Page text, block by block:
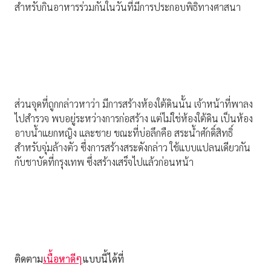
สำหรับกินอาหารร่วมกันในวันที่มีการประกอบพิธิทางศาสนา
ส่วนจุดที่ถูกกล่าวหาว่า มีการสร้างห้องใต้ดินนั้น เจ้าหน้าที่พาลง
ไปสำรวจ พบอยู่ระหว่างการก่อสร้าง แต่ไม่ใช่ห้องใต้ดิน เป็นห้อง
อาบน้ำแยกหญิง และชาย ขณะที่บ่อลึกคือ สระน้ำศักดิ์สิทธิ์
สำหรับจุ่มล้างตัว ซึ่งการสร้างสระดังกล่าว ใช้แบบแปลนเดียวกัน
กับชาบัดที่กรุงเทพ ซึ่งสร้างเสร็จไปแล้วก่อนหน้า
ติดตามเนื้อหาดีๆแบบนี้ได้ที่